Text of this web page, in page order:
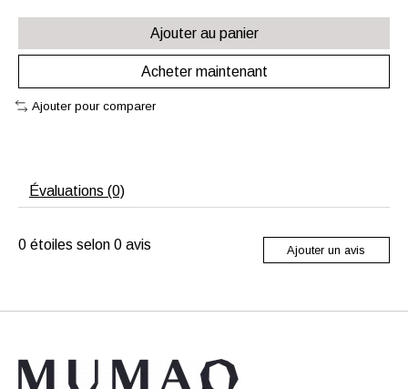
Ajouter au panier
Acheter maintenant
Ajouter pour comparer
Évaluations (0)
0 étoiles selon 0 avis Ajouter un avis